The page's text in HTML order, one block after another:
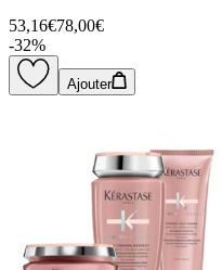
53,16€78,00€
-32%
Ajouter